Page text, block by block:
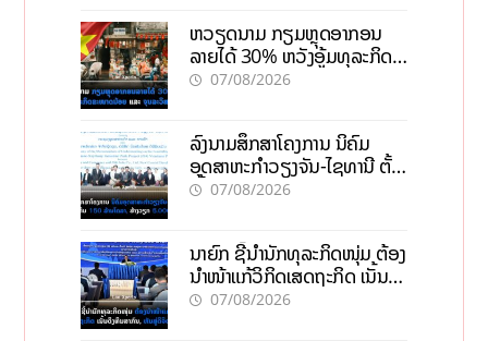
ຫວຽດນາມ ກຽມຫຼຸດອາກອນ
ລາຍໄດ້ 30% ຫວັງອູ້ມທຸລະກິດ
ຂະໜາດນ້ອຍ ແລະ ຈຸນລະ
07/08/2026
ລົງນາມສຶກສາໂຄງການ ນິຄົມ
ອຸດສາຫະກຳວຽງຈັນ-ໄຊທານີ ຕັ້ງ
ເປົ້າດຶງທຶນ 150 ລ້ານໂດລາ, ສ້າງ
07/08/2026
ນາຍົກ ຊີ້ນຳນັກທຸລະກິດໜຸ່ມ ຕ້ອງ
ນຳໜ້າແກ້ວິກິດເສດຖະກິດ ເນັ້ນດຶງ
ທຶນສາກົນ, ຫັນສູ່ດິຈິຕອນ
07/08/2026